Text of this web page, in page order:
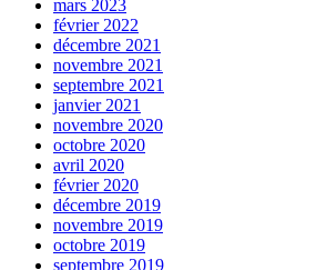
mars 2023
février 2022
décembre 2021
novembre 2021
septembre 2021
janvier 2021
novembre 2020
octobre 2020
avril 2020
février 2020
décembre 2019
novembre 2019
octobre 2019
septembre 2019